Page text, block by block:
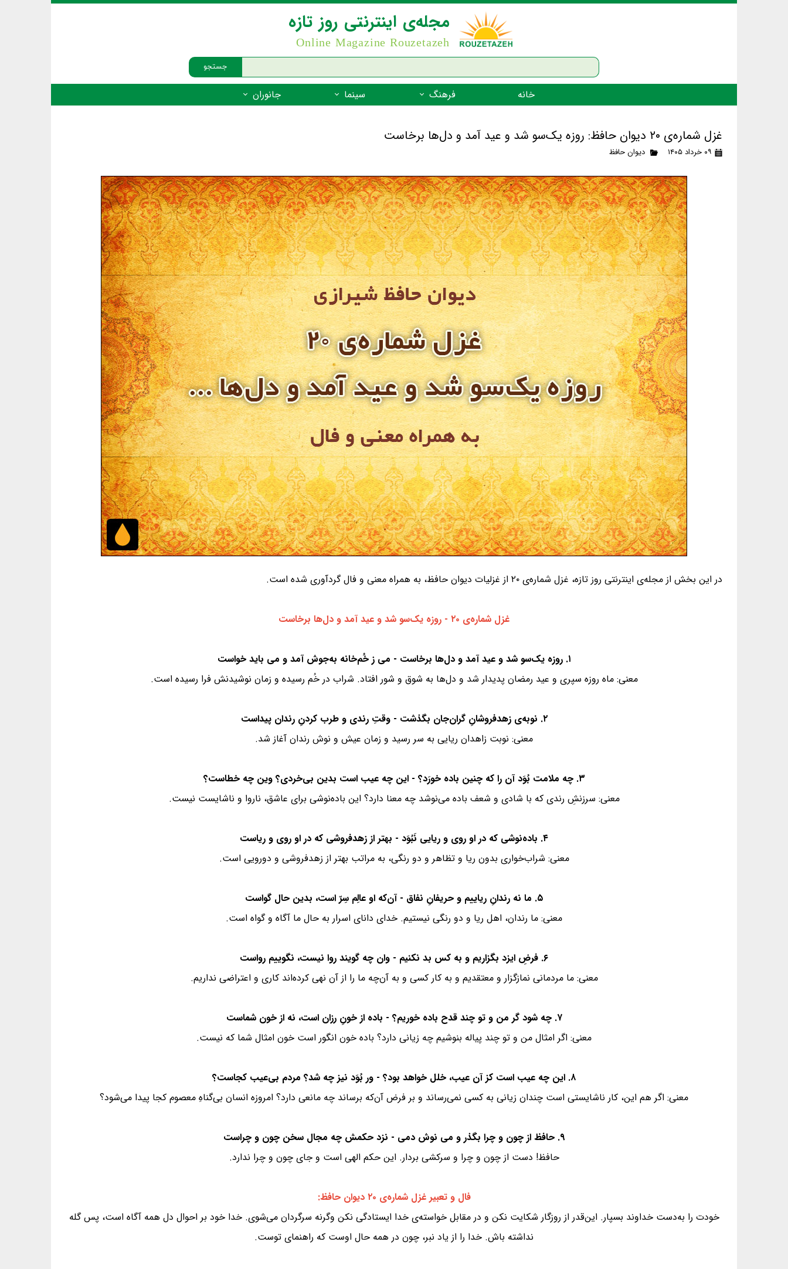
جستجو
مجله‌ی اینترنتی روز تازه
Online Magazine Rouzetazeh
خانه فرهنگ
نام‌نامه
ضرب المثل
شعر فارسی
زندگینامه‌ی بزرگان
گفتاورد
سینما جانوران
جانوران مهره‌دار - دوزیستان
جانوران مهره‌دار - ماهیان
جانوران مهره‌دار - فهرست‌ها
غزل شماره‌ی ۲۰ دیوان حافظ: روزه یک‌سو شد و عید آمد و دل‌ها برخاست
۰۹ خرداد ۱۴۰۵ دیوان حافظ
در این بخش از مجله‌ی اینترنتی روز تازه، غزل شماره‌ی ۲۰ از غزلیات دیوان حافظ، به همراه معنی و فال گردآوری شده است.
غزل شماره‌ی ۲۰ - روزه یک‌سو شد و عید آمد و دل‌ها برخاست
۱. روزه یک‌سو شد و عید آمد و دل‌ها برخاست - می ز خُم‌خانه به‌جوش آمد و می‌ باید خواست
معنی: ماه روزه سپری و عید رمضان پدیدار شد و دل‌ها به شوق و شور افتاد. شراب در خُم رسیده و زمان نوشیدنش فرا رسیده است.
۲. نوبه‌ی زهدفروشانِ گران‌جان بگذشت - وقتِ رندی و طرب کردنِ رندان پیداست
معنی: نوبت زاهدان ریایی به سر رسید و زمان عیش و نوش رندان آغاز شد.
۳. چه ملامت بُوَد آن را که چنین باده خورَد؟ - این چه عیب است بدین بی‌خردی؟ وین چه خطاست؟
معنی: سرزنشِ رندی که با شادی و شعف باده می‌نوشد چه معنا دارد؟ این باده‌نوشی برای عاشق، ناروا و ناشایست نیست.
۴. باده‌نوشی که در او روی و ریایی نَبُوَد - بهتر از زهدفروشی که در او روی و ریاست
معنی: شراب‌خواری بدون ریا و تظاهر و دو رنگی، به مراتب بهتر از زهدفروشی و دورویی است.
۵. ما نه رندانِ ریاییم و حریفانِ نفاق - آن‌که او عالِم سِرّ است، بدین حال گواست
معنی: ما رندان، اهل ریا و دو رنگی نیستیم. خدای دانای اسرار به حال ما آگاه و گواه است.
۶. فرضِ ایزد بگزاریم و به کس بد نکنیم - وان چه گویند روا نیست، نگوییم رواست
معنی: ما مردمانی نمازگزار و معتقدیم و به کار کسی و به آن‌چه ما را از آن نهی کرده‌اند کاری و اعتراضی نداریم.
۷. چه شود گر من و تو چند قدح باده خوریم؟ - باده از خونِ رزان است، نه از خون شماست
معنی: اگر امثال من و تو چند پیاله بنوشیم چه زیانی دارد؟ باده خون انگور است خون امثال شما که نیست.
۸. این چه عیب است کز آن عیب، خلل خواهد بود؟ - ور بُوَد نیز چه شد؟ مردم بی‌عیب کجاست؟
معنی: اگر هم این، کار ناشایستی است چندان زیانی به کسی نمی‌رساند و بر فرض آن‌که برساند چه مانعی دارد؟ امروزه انسان بی‌گناهِ معصوم کجا پیدا می‌شود؟
۹. حافظ از چون و چرا بگذر و می نوش دمی - نزد حکمش چه مجال سخن چون و چراست
حافظ! دست از چون و چرا و سرکشی بردار. این حکم الهی است و جای چون و چرا ندارد.
فال و تعبیر غزل شماره‌ی ۲۰ دیوان حافظ:
خودت را به‌دست خداوند بسپار. این‌قدر از روزگار شکایت نکن و در مقابل خواسته‌ی خدا ایستادگی نکن وگرنه سرگردان می‌شوی. خدا خود بر احوال دل همه آگاه است، پس گله
نداشته باش. خدا را از یاد نبر، چون در همه حال اوست که راهنمای توست.